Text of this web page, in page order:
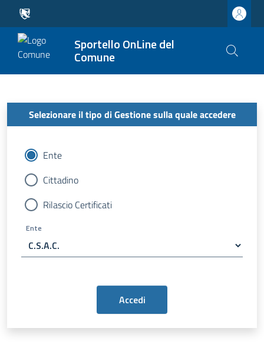
Sportello OnLine del
Comune
Selezionare il tipo di Gestione sulla quale accedere
Ente
Cittadino
Rilascio Certificati
Ente